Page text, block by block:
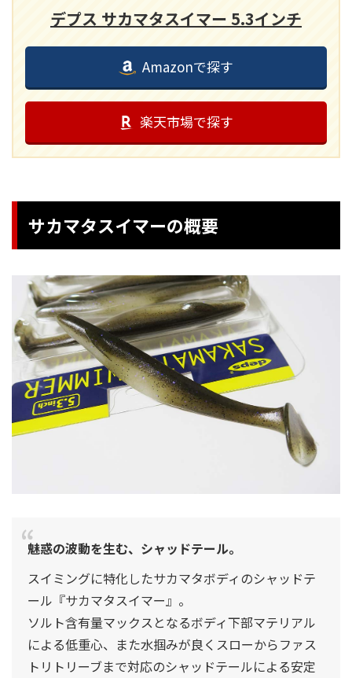
デプス サカマタスイマー 5.3インチ
Amazonで探す
楽天市場で探す
サカマタスイマーの概要
魅惑の波動を生む、シャッドテール。
スイミングに特化したサカマタボディのシャッドテ
ール『サカマタスイマー』。
ソルト含有量マックスとなるボディ下部マテリアル
による低重心、また水掴みが良くスローからファス
トリトリーブまで対応のシャッドテールによる安定